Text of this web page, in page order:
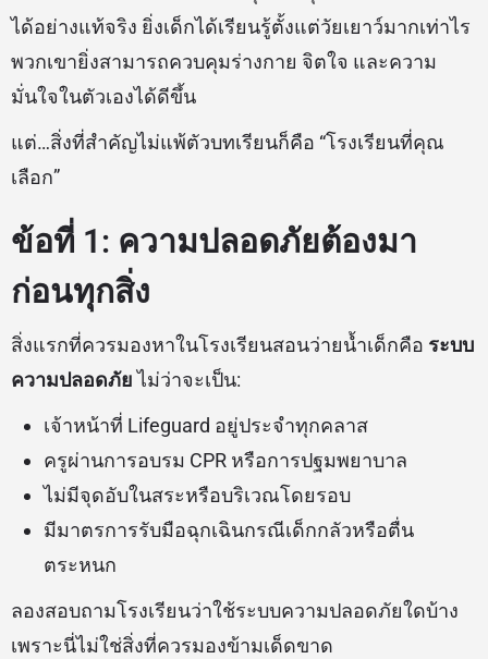
ได้อย่างแท้จริง ยิ่งเด็กได้เรียนรู้ตั้งแต่วัยเยาว์มากเท่าไร
พวกเขายิ่งสามารถควบคุมร่างกาย จิตใจ และความ
มั่นใจในตัวเองได้ดีขึ้น
แต่…สิ่งที่สำคัญไม่แพ้ตัวบทเรียนก็คือ “โรงเรียนที่คุณ
เลือก”
ข้อที่ 1: ความปลอดภัยต้องมา
ก่อนทุกสิ่ง
สิ่งแรกที่ควรมองหาในโรงเรียนสอนว่ายน้ำเด็กคือ ระบบ
ความปลอดภัยไม่ว่าจะเป็น:
เจ้าหน้าที่ Lifeguard อยู่ประจำทุกคลาส
ครูผ่านการอบรม CPR หรือการปฐมพยาบาล
ไม่มีจุดอับในสระหรือบริเวณโดยรอบ
มีมาตรการรับมือฉุกเฉินกรณีเด็กกลัวหรือตื่น
ตระหนก
ลองสอบถามโรงเรียนว่าใช้ระบบความปลอดภัยใดบ้าง
เพราะนี่ไม่ใช่สิ่งที่ควรมองข้ามเด็ดขาด